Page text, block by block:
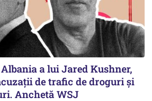
a lui Jared Kushner,
de trafic de droguri și
Anchetă WSJ